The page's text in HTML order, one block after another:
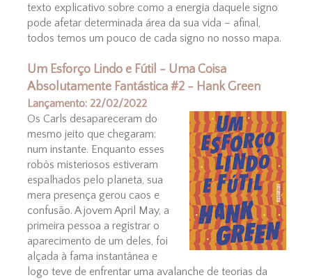
texto explicativo sobre como a energia daquele signo
pode afetar determinada área da sua vida – afinal,
todos temos um pouco de cada signo no nosso mapa.
Um Esforço Lindo e Fútil - Uma Coisa
Absolutamente Fantástica #2 - Hank Green
Lançamento: 22/02/2022
Os Carls desapareceram do
mesmo jeito que chegaram:
num instante. Enquanto esses
robôs misteriosos estiveram
espalhados pelo planeta, sua
mera presença gerou caos e
confusão. A jovem April May, a
primeira pessoa a registrar o
aparecimento de um deles, foi
alçada à fama instantânea e
logo teve de enfrentar uma avalanche de teorias da